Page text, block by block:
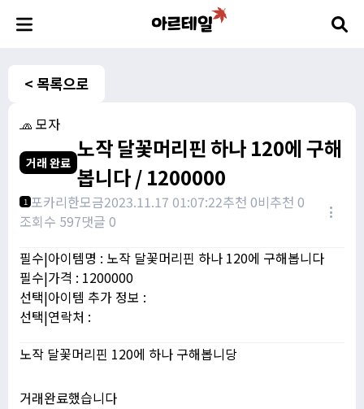
< 목록으로
🧢 모자
거래 완료
노작 달꽃머리핀 하나 120에 구해
봅니다 / 1200000
1 포카리한모금2023.11.17 01:07:22추천 0비추천 0
조회수 597댓글 0
필수|아이템명 : 노작 달꽃머리핀 하나 120에 구해봅니다
필수|가격 : 1200000
선택|아이템 추가 정보 :
선택|연락처 :
노작 달꽃머리핀 120에 하나 구해봅니당
거래완료했습니다